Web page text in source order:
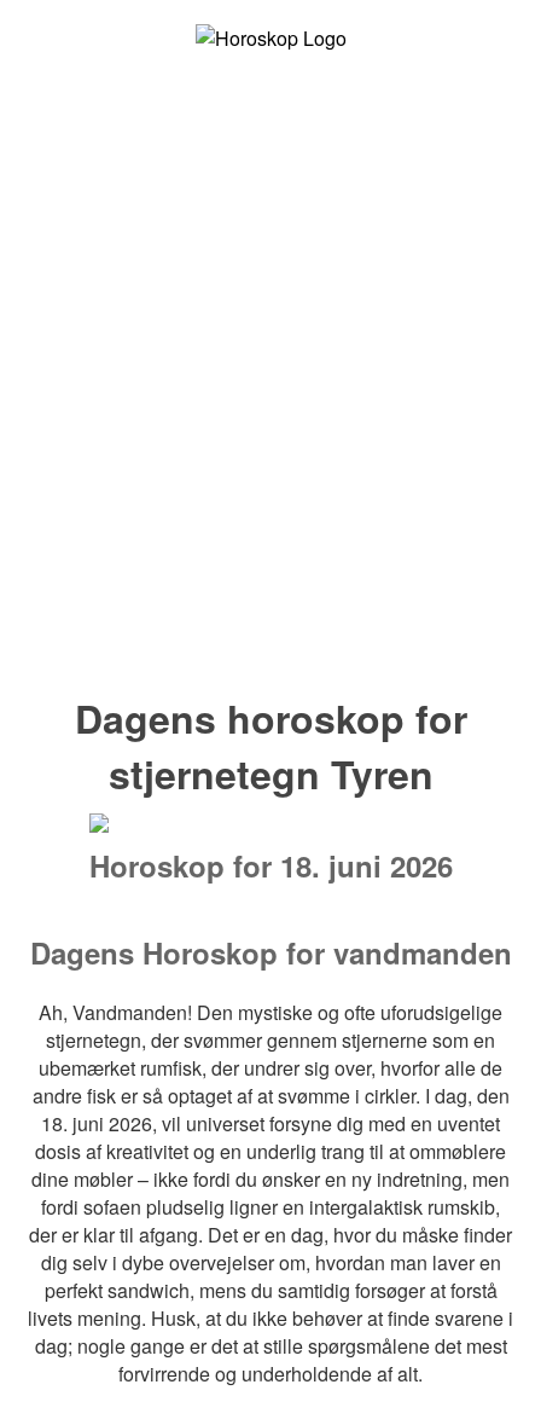
Dagens horoskop for
stjernetegn Tyren
Horoskop for 18. juni 2026
Dagens Horoskop for vandmanden
Ah, Vandmanden! Den mystiske og ofte uforudsigelige
stjernetegn, der svømmer gennem stjernerne som en
ubemærket rumfisk, der undrer sig over, hvorfor alle de
andre fisk er så optaget af at svømme i cirkler. I dag, den
18. juni 2026, vil universet forsyne dig med en uventet
dosis af kreativitet og en underlig trang til at ommøblere
dine møbler – ikke fordi du ønsker en ny indretning, men
fordi sofaen pludselig ligner en intergalaktisk rumskib,
der er klar til afgang. Det er en dag, hvor du måske finder
dig selv i dybe overvejelser om, hvordan man laver en
perfekt sandwich, mens du samtidig forsøger at forstå
livets mening. Husk, at du ikke behøver at finde svarene i
dag; nogle gange er det at stille spørgsmålene det mest
forvirrende og underholdende af alt.